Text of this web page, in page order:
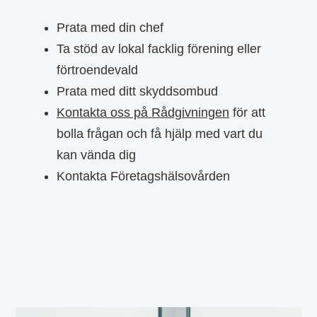
Prata med din chef
Ta stöd av lokal facklig förening eller
förtroendevald
Prata med ditt skyddsombud
Kontakta oss på Rådgivningen för att
bolla frågan och få hjälp med vart du
kan vända dig
Kontakta Företagshälsovården